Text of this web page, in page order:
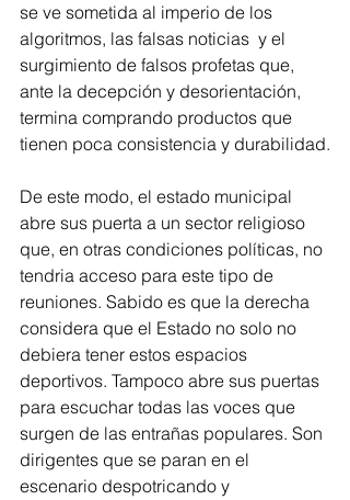
se ve sometida al imperio de los
algoritmos, las falsas noticias  y el
surgimiento de falsos profetas que,
ante la decepción y desorientación,
termina comprando productos que
tienen poca consistencia y durabilidad.
De este modo, el estado municipal
abre sus puerta a un sector religioso
que, en otras condiciones políticas, no
tendria acceso para este tipo de
reuniones. Sabido es que la derecha
considera que el Estado no solo no
debiera tener estos espacios
deportivos. Tampoco abre sus puertas
para escuchar todas las voces que
surgen de las entrañas populares. Son
dirigentes que se paran en el
escenario despotricando y